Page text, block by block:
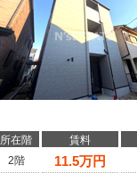
所在階 賃料
2階
11.5万円